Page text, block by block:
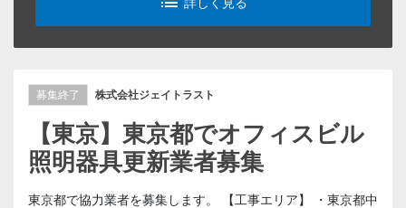
募集終了 株式会社ジェイトラスト
【東京】東京都でオフィスビル
照明器具更新業者募集
東京都で協力業者を募集します。 【工事エリア】 ・東京都中